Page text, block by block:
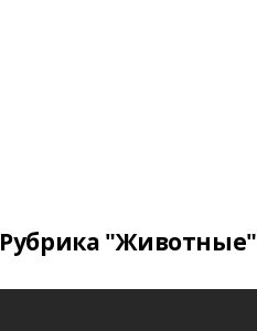
Рубрика "Животные"